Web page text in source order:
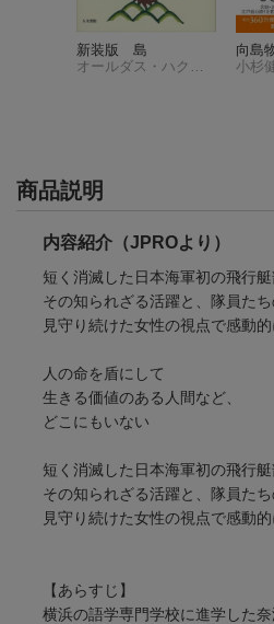
新装版 島
向島
小杉
商品説明
内容紹介（JPROより）
短く消滅した日本海軍初の飛行
その知られざる活躍と、隊員たち
見守り続けた女性の視点で感動
人の命を盾にして
生きる価値のある人間など、
どこにもいない
短く消滅した日本海軍初の飛行
その知られざる活躍と、隊員たち
見守り続けた女性の視点で感動
【あらすじ】
横浜の語学専門学校に進学した